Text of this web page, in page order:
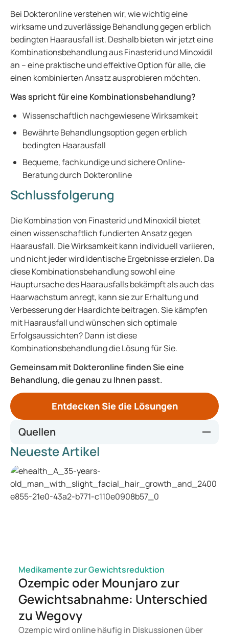
Bei Dokteronline verstehen wir, wie wichtig eine
wirksame und zuverlässige Behandlung gegen erblich
bedingten Haarausfall ist. Deshalb bieten wir jetzt eine
Kombinationsbehandlung aus Finasterid und Minoxidil
an – eine praktische und effektive Option für alle, die
einen kombinierten Ansatz ausprobieren möchten.
Was spricht für eine Kombinationsbehandlung?
Wissenschaftlich nachgewiesene Wirksamkeit
Bewährte Behandlungsoption gegen erblich
bedingten Haarausfall
Bequeme, fachkundige und sichere Online-
Beratung durch Dokteronline
Schlussfolgerung
Die Kombination von Finasterid und Minoxidil bietet
einen wissenschaftlich fundierten Ansatz gegen
Haarausfall. Die Wirksamkeit kann individuell variieren,
und nicht jeder wird identische Ergebnisse erzielen. Da
diese Kombinationsbehandlung sowohl eine
Hauptursache des Haarausfalls bekämpft als auch das
Haarwachstum anregt, kann sie zur Erhaltung und
Verbesserung der Haardichte beitragen. Sie kämpfen
mit Haarausfall und wünschen sich optimale
Erfolgsaussichten? Dann ist diese
Kombinationsbehandlung die Lösung für Sie.
Gemeinsam mit Dokteronline finden Sie eine
Behandlung, die genau zu Ihnen passt.
Entdecken Sie die Lösungen
Quellen
finasteride (bij alopecia)
The Efficacy and Safety of Finasteride Combined with
Topical Minoxidil for Androgenetic Alopecia: A Systematic
Review and Meta-analysis - PubMed
Comparative Efficacy of Topical Finasteride (0.25%) in
Neueste Artikel
Medikamente zur Gewichtsreduktion
Ozempic oder Mounjaro zur
Gewichtsabnahme: Unterschied
zu Wegovy
Ozempic wird online häufig in Diskussionen über